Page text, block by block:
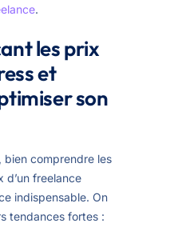
.
les prix
et
son
bien comprendre les
d’un freelance
indispensable. On
tendances fortes :